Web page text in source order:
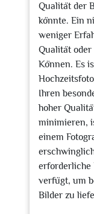
Qualität der
könnte. Ein
weniger
Qualität
Können. Es
Ihren
hoher
minimieren,
einem
erforderliche
verfügt, um
Bilder zu